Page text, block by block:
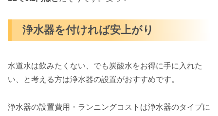
浄水器を付ければ安上がり
水道水は飲みたくない、でも炭酸水をお得に手に入れた
い、と考える方は浄水器の設置がおすすめです。
浄水器の設置費用・ランニングコストは浄水器のタイプに